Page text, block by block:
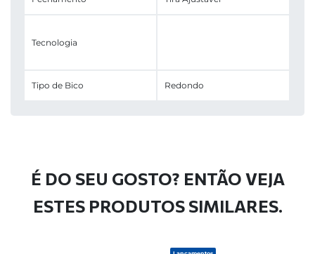
Tecnologia
Tipo de Bico Redondo
É DO SEU GOSTO? ENTÃO VEJA
ESTES PRODUTOS SIMILARES.